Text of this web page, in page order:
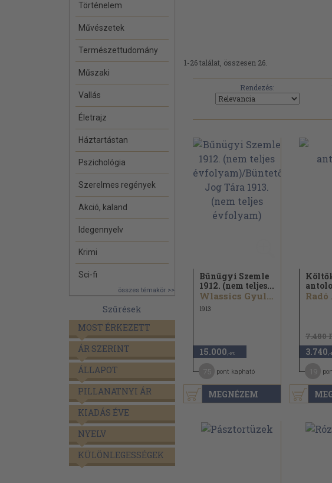
Történelem
Művészetek
Természettudomány
Műszaki
Vallás
Életrajz
Háztartástan
Pszichológia
Szerelmes regények
Akció, kaland
Idegennyelv
Krimi
Sci-fi
összes témakör >>
Szűrések
MOST ÉRKEZETT
ÁR SZERINT
ÁLLAPOT
PILLANATNYI ÁR
KIADÁS ÉVE
NYELV
KÜLÖNLEGESSÉGEK
1-26 találat, összesen 26.
Rendezés:
MEGNÉZEM
Bűnügyi Szemle
1912. (nem teljes...
Wlassics Gyula...
1913
15.000 ,-Ft
pont kapható
7.480
3.740